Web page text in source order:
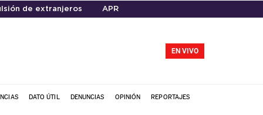
de extranjeros APR
EN VIVO
DATO ÚTIL DENUNCIAS OPINIÓN REPORTAJES